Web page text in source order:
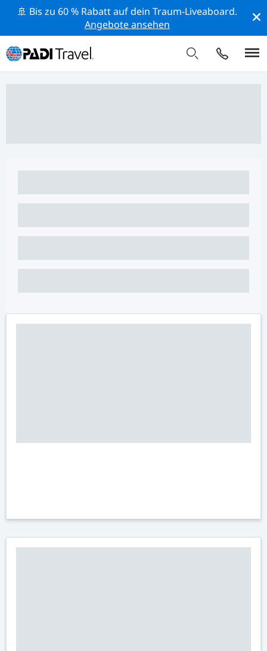
🚢 Bis zu 60 % Rabatt auf dein Traum-Liveaboard.
Angebote ansehen